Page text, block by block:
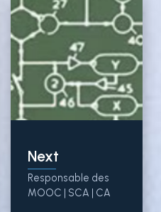
Next
Responsable des
MOOC | SCA | CA